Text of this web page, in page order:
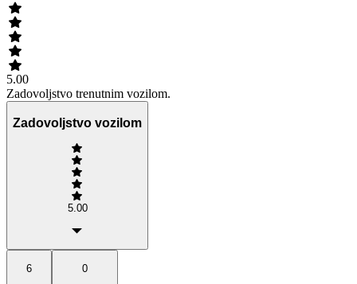
5.00
Zadovoljstvo trenutnim vozilom.
Zadovoljstvo vozilom
5.00
6
0